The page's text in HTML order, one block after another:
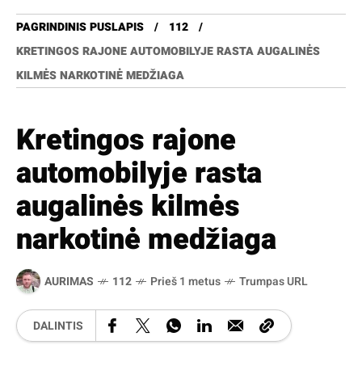
PAGRINDINIS PUSLAPIS
112
KRETINGOS RAJONE AUTOMOBILYJE RASTA AUGALINĖS
KILMĖS NARKOTINĖ MEDŽIAGA
Kretingos rajone
automobilyje rasta
augalinės kilmės
narkotinė medžiaga
AURIMAS 112 Prieš 1 metus Trumpas URL
DALINTIS